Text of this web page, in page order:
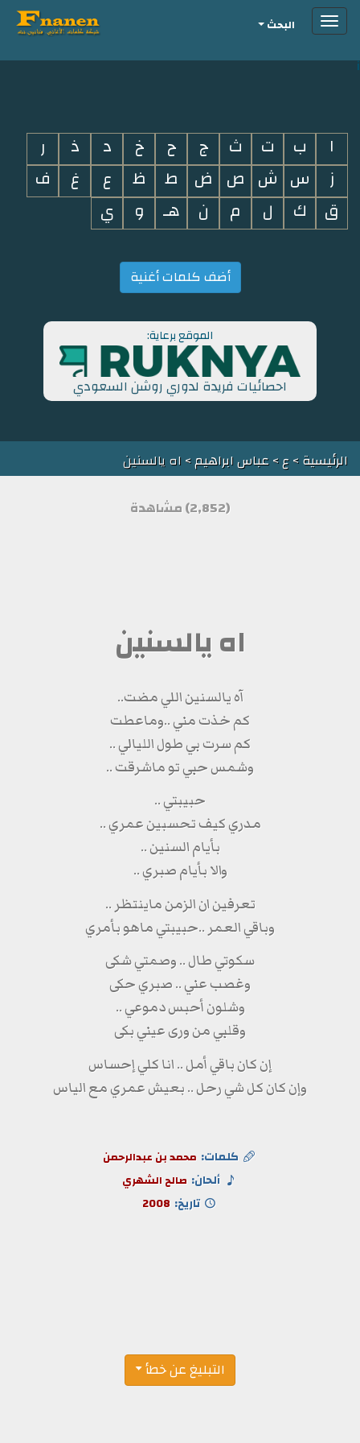
i
Toggleالبحث
ا ب ت ث ج ح خ د ذ
ر
ز
س ش ص ض ط ظ ع غ
ف
ق
ك ل م ن هـ و ي
أضف كلمات أغنية
الموقع برعاية:
احصائيات فريدة لدوري روشن السعودي
الرئيسية>ع>عباس ابراهيم> اه يالسنين
(2,852) مشاهدة
اه يالسنين
آه يالسنين اللي مضت..
كم خذت مني ..وماعطت
كم سرت بي طول الليالي ..
وشمس حبي تو ماشرقت ..
حبيبتي ..
مدري كيف تحسبين عمري ..
بأيام السنين ..
والا بأيام صبري ..
تعرفين ان الزمن ماينتظر ..
وباقي العمر ..حبيبتي ماهو بأمري
سكوتي طال .. وصمتي شكى
وغصب عني .. صبري حكى
وشلون أحبس دموعي ..
وقلبي من ورى عيني بكى
إن كان باقي أمل .. انا كلي إحساس
وإن كان كل شي رحل .. بعيش عمري مع الياس
كلمات: محمد بن عبدالرحمن
ألحان: صالح الشهري
تاريخ: 2008
التبليغ عن خطأ